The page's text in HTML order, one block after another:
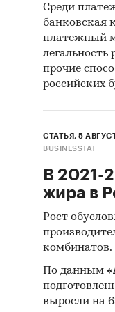
Среди
банковская
платежный
легальность
прочие
российских
СТАТЬЯ, 5
BUSINESSTAT
В 2021-
жира в
Рост
комбинатов.
По данным
выросли на